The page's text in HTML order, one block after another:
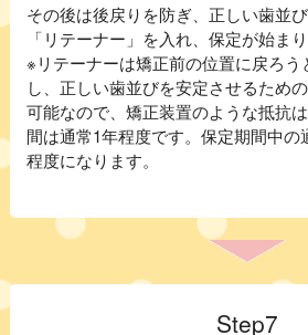
その後は後戻りを防ぎ、正しい歯並
「リテーナー」を入れ、保定が始まり
※リテーナーは矯正前の位置に戻ろう
し、正しい歯並びを安定させるため
可能なので、矯正装置のような抵抗
間は通常1年程度です。保定期間中の
程度になります。
Step7